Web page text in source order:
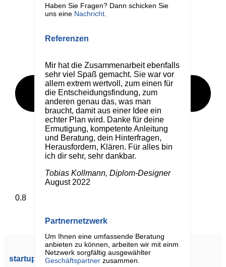
Haben Sie Fragen? Dann schicken Sie
uns eine Nachricht
Referenzen
Mir hat die Zusammenarbeit ebenfalls
sehr viel Spaß gemacht. Sie war vor
allem extrem wertvoll, zum einen für
die Entscheidungsfindung, zum
anderen genau das, was man
braucht, damit aus einer Idee ein
echter Plan wird. Danke für deine
Ermutigung, kompetente Anleitung
und Beratung, dein Hinterfragen,
Herausfordern, Klären. Für alles bin
ich dir sehr, sehr dankbar.
Tobias Kollmann, Diplom-Designer
August 2022
Partnernetzwerk
Um Ihnen eine umfassende Beratung
anbieten zu können, arbeiten wir mit einm
Netzwerk sorgfältig ausgewählter
Geschäftspartner zusammen.
startup.services